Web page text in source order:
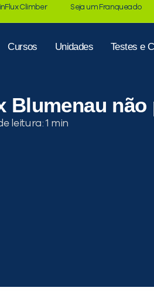
inFlux Climber Seja um Franqueado
Cursos Unidades Testes e
Blumenau não
leitura: